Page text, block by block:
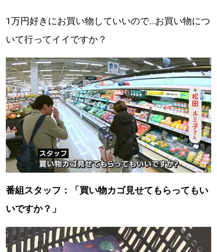
道央
Sitakke編集部あい
【いろんな価値観や生き方に触れたい】
Sitakke編集部 IKU
【暮らしの知恵を身につけたい】
【まったり楽しみたい】 札幌市
【札幌のお気に入りを見つけたい】
【道央のお気に入りを見つけたい】
【道北のお気に入りを見つけたい】
1万円好きにお買い物していいので…お買い物につ
いて行ってイイですか？
番組スタッフ：「買い物カゴ見せてもらってもい
いですか？」